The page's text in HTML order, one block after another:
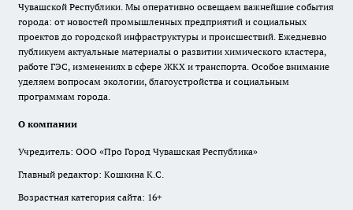
Чувашской Республики. Мы оперативно освещаем важнейшие события
города: от новостей промышленных предприятий и социальных
проектов до городской инфраструктуры и происшествий. Ежедневно
публикуем актуальные материалы о развитии химического кластера,
работе ГЭС, изменениях в сфере ЖКХ и транспорта. Особое внимание
уделяем вопросам экологии, благоустройства и социальным
программам города.
О компании
Учредитель: ООО «Про Город Чувашская Республика»
Главный редактор: Кошкина К.С.
Возрастная категория сайта: 16+